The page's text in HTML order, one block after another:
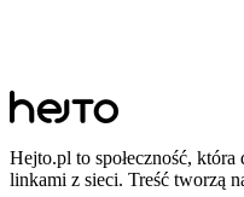
Hejto.pl to społeczność,
linkami z sieci. Treść tworzą